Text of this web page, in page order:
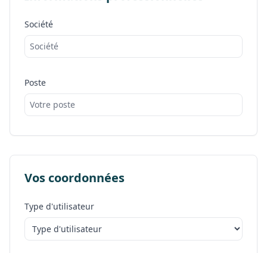
Société
Poste
Vos coordonnées
Type d'utilisateur